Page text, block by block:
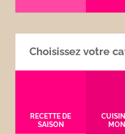
Choisissez votre
RECETTE DE
SAISON